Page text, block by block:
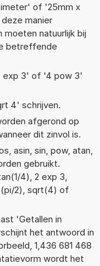
of '25mm x
manier
natuurlijk bij
betreffende
exp 3' of '4 pow 3'
4' schrijven.
afgerond op
dit zinvol is.
asin, sin, pow, atan,
gebruikt.
4), 2 exp 3,
2), sqrt(4) of
'Getallen in
het antwoord in
1,436 681 468
wordt het